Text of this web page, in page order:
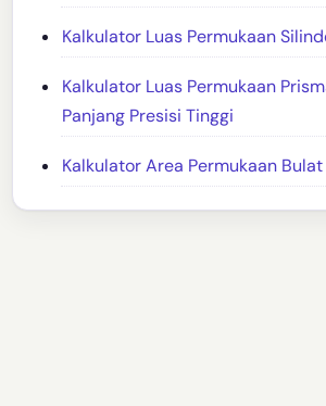
Kalkulator Luas Permukaan
Kalkulator Luas Permukaan
Panjang Presisi Tinggi
Kalkulator Area Permukaan